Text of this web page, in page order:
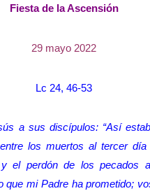
Fiesta de la Ascensión
29 mayo 2022
Lc 24, 46-53
a sus discípulos: “Así
los muertos al tercer
el perdón de los pecados
mi Padre ha prometido;